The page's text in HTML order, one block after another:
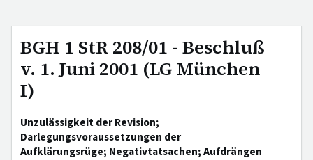
BGH 1 StR 208/01 - Beschluß
v. 1. Juni 2001 (LG München
I)
Unzulässigkeit der Revision;
Darlegungsvoraussetzungen der
Aufklärungsrüge; Negativtatsachen; Aufdrängen